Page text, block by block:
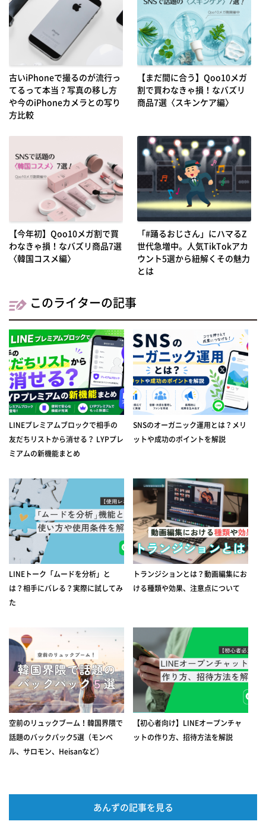
古いiPhoneで撮るのが流行っ
てるって本当？写真の移し方
や今のiPhoneカメラとの写り
方比較
【まだ間に合う】Qoo10メガ
割で買わなきゃ損！なバズリ
商品7選〈スキンケア編〉
【今年初】Qoo10メガ割で買
わなきゃ損！なバズリ商品7選
〈韓国コスメ編〉
「#踊るおじさん」にハマるZ
世代急増中。人気TikTokアカ
ウント5選から紐解くその魅力
とは
このライターの記事
LINEプレミアムブロックで相手の
友だちリストから消せる？ LYPプレ
ミアムの新機能まとめ
SNSのオーガニック運用とは？メリ
ットや成功のポイントを解説
LINEトーク「ムードを分析」と
は？相手にバレる？実際に試してみ
た
トランジションとは？動画編集にお
ける種類や効果、注意点について
空前のリュックブーム！韓国界隈で
話題のバックパック5選（モンベ
ル、サロモン、Heisanなど）
【初心者向け】LINEオープンチャ
ットの作り方、招待方法を解説
あんずの記事を見る